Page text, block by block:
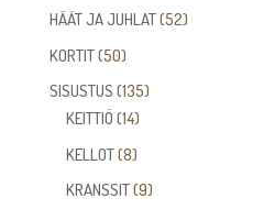
HÄÄT JA JUHLAT 5252
KORTIT 5050
tuotetta
SISUSTUS 135135
KEITTIÖ 1414
tuotetta
KELLOT 88
tuotetta
KRANSSIT 99